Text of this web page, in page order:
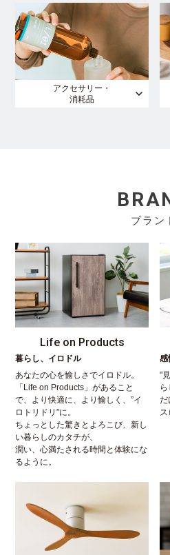
アクセサリー・
消耗品
ブラン
Life on Products
暮らし、イロドル
あなたの心を愉しさでイロドル。
「Life on Products」があること
で、より快適に、より愉しく、”イ
ロトリドリ”に。
ちょっとした驚きとよろこび、新し
い暮らしのカタチが、
潤い、心満たされる時間と体験にな
るように。
感
"
だ
ス